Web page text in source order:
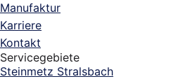
Manufaktur
Karriere
Kontakt
Servicegebiete
Steinmetz Stralsbach